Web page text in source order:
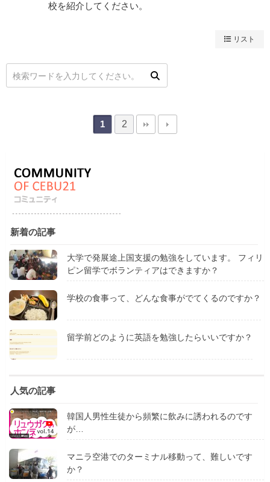
校を紹介してください。
リスト
1 2
新着の記事
大学で発展途上国支援の勉強をしています。 フィリ
ピン留学でボランティアはできますか？
学校の食事って、どんな食事がでてくるのですか？
留学前どのように英語を勉強したらいいですか？
人気の記事
韓国人男性生徒から頻繁に飲みに誘われるのです
が…
マニラ空港でのターミナル移動って、難しいです
か？